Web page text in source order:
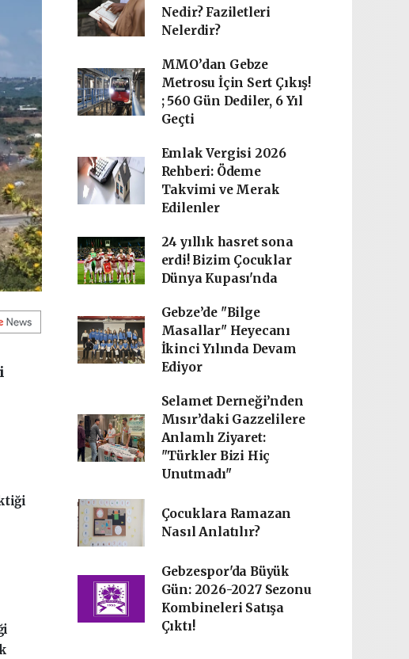
Nedir? Faziletleri
Nelerdir?
MMO’dan Gebze
Metrosu İçin Sert Çıkış!
; 560 Gün Dediler, 6 Yıl
Geçti
Emlak Vergisi 2026
Rehberi: Ödeme
Takvimi ve Merak
Edilenler
24 yıllık hasret sona
erdi! Bizim Çocuklar
Dünya Kupası'nda
Gebze’de "Bilge
Masallar" Heyecanı
İkinci Yılında Devam
Ediyor
Selamet Derneği’nden
Mısır’daki Gazzelilere
Anlamlı Ziyaret:
"Türkler Bizi Hiç
Unutmadı"
Çocuklara Ramazan
Nasıl Anlatılır?
Gebzespor'da Büyük
Gün: 2026-2027 Sezonu
Kombineleri Satışa
Çıktı!